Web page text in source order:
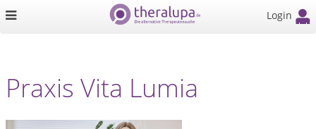
Login
Praxis Vita Lumia